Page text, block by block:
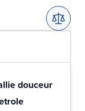
douceur